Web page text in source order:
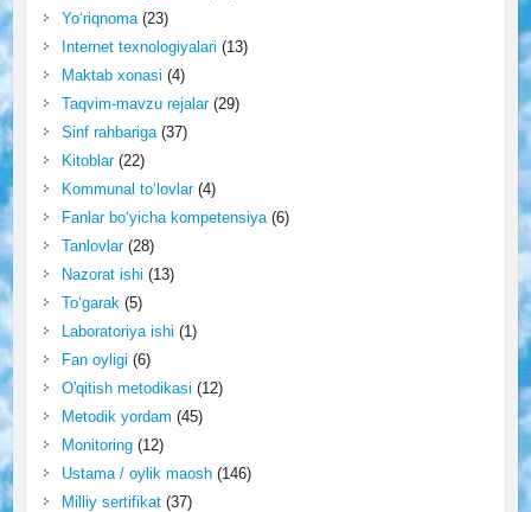
Yo‘riqnoma(23)
Internet texnologiyalari (13)
Maktab xonasi (4)
Taqvim-mavzu rejalar(29)
Sinf rahbariga(37)
Kitoblar(22)
Kommunal to‘lovlar(4)
Fanlar bo‘yicha kompetensiya(6)
Tanlovlar(28)
Nazorat ishi (13)
To‘garak (5)
Laboratoriya ishi (1)
Fan oyligi (6)
O'qitish metodikasi (12)
Metodik yordam (45)
Monitoring(12)
Ustama / oylik maosh(146)
Milliy sertifikat(37)